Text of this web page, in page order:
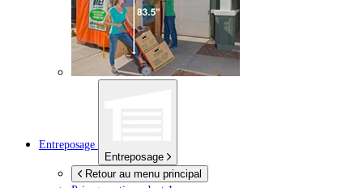
Entreposage
Entreposage
Retour au menu principal